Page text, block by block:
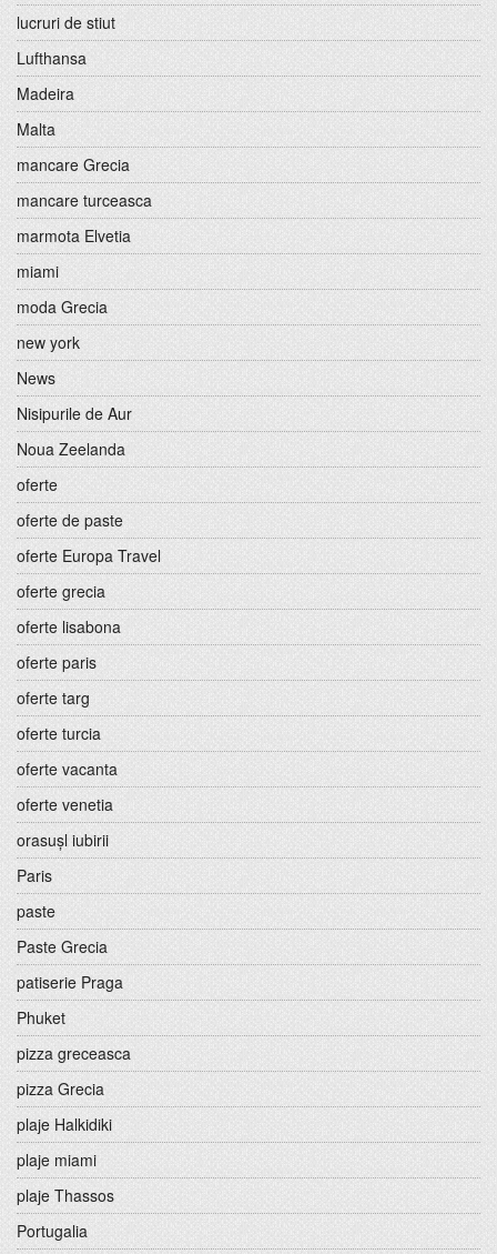
lucruri de stiut
Lufthansa
Madeira
Malta
mancare Grecia
mancare turceasca
marmota Elvetia
miami
moda Grecia
new york
News
Nisipurile de Aur
Noua Zeelanda
oferte
oferte de paste
oferte Europa Travel
oferte grecia
oferte lisabona
oferte paris
oferte targ
oferte turcia
oferte vacanta
oferte venetia
orasușl iubirii
Paris
paste
Paste Grecia
patiserie Praga
Phuket
pizza greceasca
pizza Grecia
plaje Halkidiki
plaje miami
plaje Thassos
Portugalia